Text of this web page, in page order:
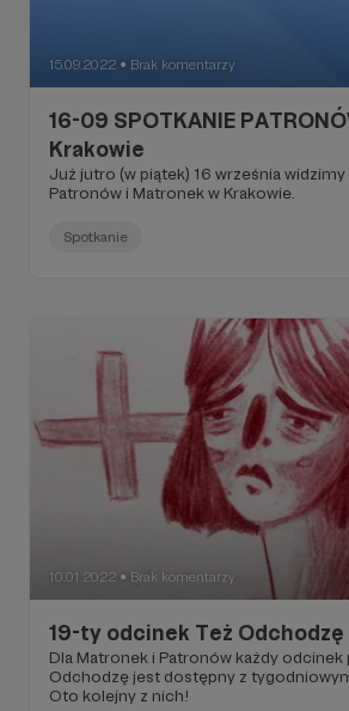
15.09.2022 ● Brak komentarzy
16-09 SPOTKANIE
Krakowie
Już jutro (w piątek) 16 września
Patronów i Matronek w Krakowie.
Spotkanie
10.01.2022 ● Brak komentarzy
19-ty odcinek Też Odchodzę
Dla Matronek i Patronów każdy
Odchodzę jest dostępny z
Oto kolejny z nich!